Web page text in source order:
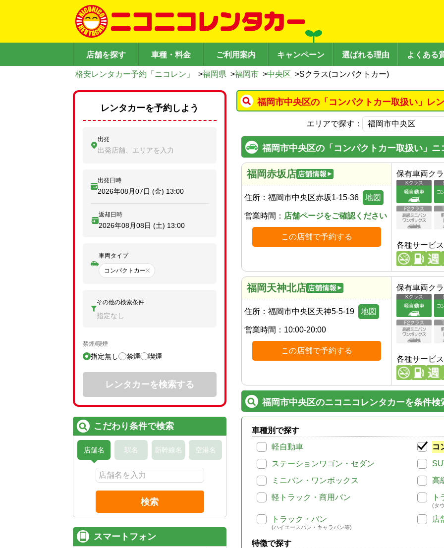
店舗を探す 車種・料金 ご利用案内 キャンペーン 選ばれる理由 よくある
格安レンタカー予約「ニコレン」 >福岡県 >福岡市 >中央区 >Sクラス(コンパクトカー)
福岡市中央区の「コンパクトカー取扱い」レ
エリアで探す：
福岡市中央区の「コンパクトカー取扱い」
福岡赤坂店
住所： 福岡市中央区赤坂1-15-36 地図
営業時間： 店舗ページをご確認ください
この店舗で予約する
保有車両ク
各種サービス
福岡天神北店
住所： 福岡市中央区天神5-5-19 地図
営業時間： 10:00-20:00
この店舗で予約する
保有車両ク
各種サービス
福岡市中央区のニコニコレンタカーを条件検
車種別で探す
軽自動車
コ
ステーションワゴン・セダン
ミニバン・ワンボックス
高
軽トラック・商用バン
ト
(タ
トラック・バン
(ハイエースバン・キャラバン等)
店
特徴で探す
レンタカーを予約しよう
出発
出発店舗、エリアを入力
出発日時
2026年08月07日 (金) 13:00
返却日時
2026年08月08日 (土) 13:00
車両タイプ
コンパクトカー
その他の検索条件
指定なし
禁煙/喫煙
指定無し 禁煙 喫煙
レンタカーを検索する
こだわり条件で検索
店舗名 駅名 新幹線名 空港名
検索
スマートフォン